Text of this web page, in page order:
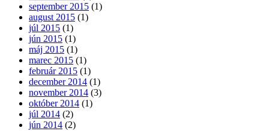
september 2015 (1)
august 2015 (1)
júl 2015 (1)
jún 2015 (1)
máj 2015 (1)
marec 2015 (1)
február 2015 (1)
december 2014 (1)
november 2014 (3)
október 2014 (1)
júl 2014 (2)
jún 2014 (2)